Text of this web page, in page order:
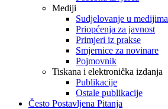
Mediji
Sudjelovanje u medijima
Priopćenja za javnost
Primjeri iz prakse
Smjernice za novinare
Pojmovnik
Tiskana i elektronička izdanja
Publikacije
Ostale publikacije
Često Postavljena Pitanja